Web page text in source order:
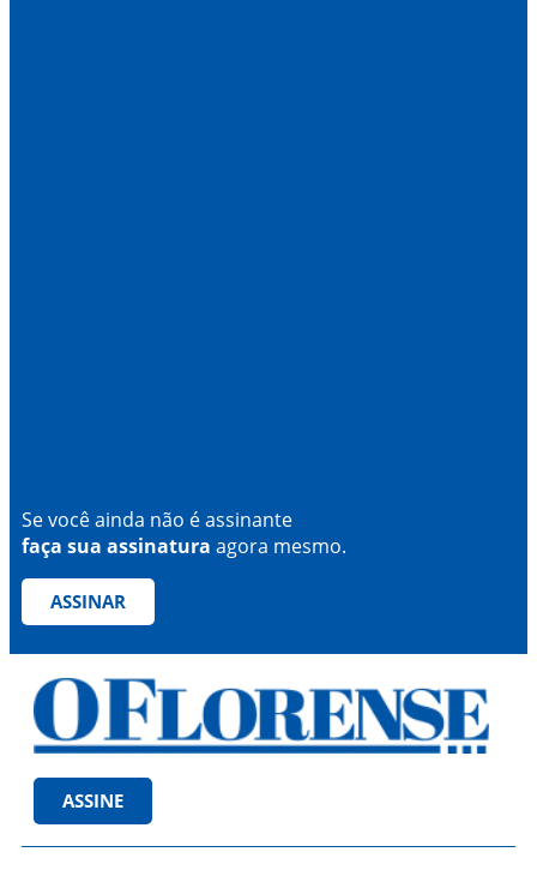
Se você ainda não é assinante
faça sua assinatura agora mesmo.
ASSINAR
ASSINE